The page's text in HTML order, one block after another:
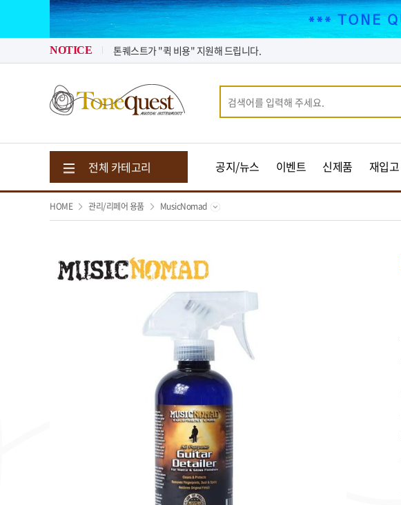
NOTICE
톤퀘스트가 "퀵 비용" 지원해 드립니다.
2026년 08월 뉴스 & 입고 소식
전체 카테고리 공지/뉴스 이벤트 신제품 재입고
HOME 관리/리페어 용품 MusicNomad